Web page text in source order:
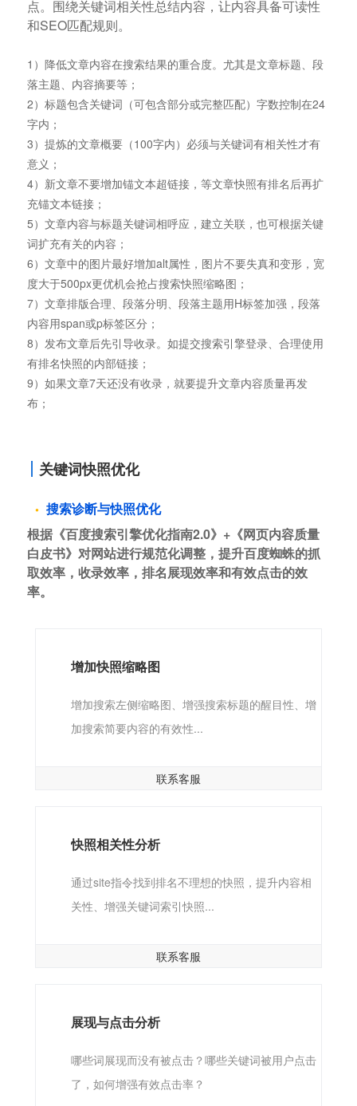
点。围绕关键词相关性总结内容，让内容具备可读性
和SEO匹配规则。
1）降低文章内容在搜索结果的重合度。尤其是文章标题、段
落主题、内容摘要等；
2）标题包含关键词（可包含部分或完整匹配）字数控制在24
字内；
3）提炼的文章概要（100字内）必须与关键词有相关性才有
意义；
4）新文章不要增加锚文本超链接，等文章快照有排名后再扩
充锚文本链接；
5）文章内容与标题关键词相呼应，建立关联，也可根据关键
词扩充有关的内容；
6）文章中的图片最好增加alt属性，图片不要失真和变形，宽
度大于500px更优机会抢占搜索快照缩略图；
7）文章排版合理、段落分明、段落主题用H标签加强，段落
内容用span或p标签区分；
8）发布文章后先引导收录。如提交搜索引擎登录、合理使用
有排名快照的内部链接；
9）如果文章7天还没有收录，就要提升文章内容质量再发
布；
关键词快照优化
搜索诊断与快照优化
根据《百度搜索引擎优化指南2.0》+《网页内容质量
白皮书》对网站进行规范化调整，提升百度蜘蛛的抓
取效率，收录效率，排名展现效率和有效点击的效
率。
增加快照缩略图
增加搜索左侧缩略图、增强搜索标题的醒目性、增
加搜索简要内容的有效性...
联系客服
快照相关性分析
通过site指令找到排名不理想的快照，提升内容相
关性、增强关键词索引快照...
联系客服
展现与点击分析
哪些词展现而没有被点击？哪些关键词被用户点击
了，如何增强有效点击率？